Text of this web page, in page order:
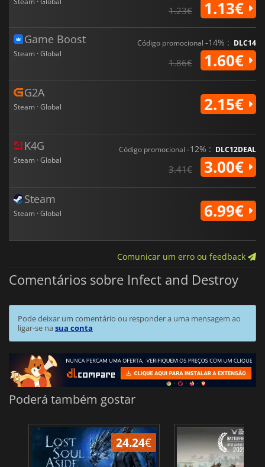
1.23€ 1.13€
Game Boost
Steam · Global
Código promocional -14% : DLC14
1.86€ 1.60€
G2A
Steam · Global 2.15€
K4G
Steam · Global
Código promocional -12% : DLC12DEAL
3.41€ 3.00€
Steam
Steam · Global 6.99€
Comunicar um erro ou feedback
Comentários sobre Infect and Destroy
Pode deixar um comentário ou responder a uma mensagem ao
ligar-se nasua conta
Poderá também gostar
24.24€